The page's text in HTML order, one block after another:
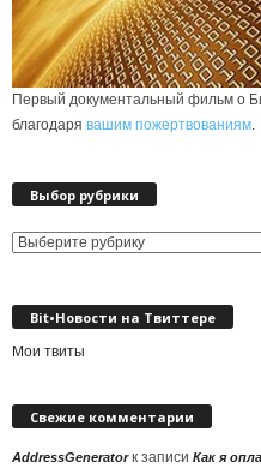
Первый документальный фильм о
благодаря вашим пожертвованиям
Выбор рубрики
Выбор
Bit•Новости на Твиттере
Мои твиты
Свежие комментарии
AddressGeneratorк записи Как я